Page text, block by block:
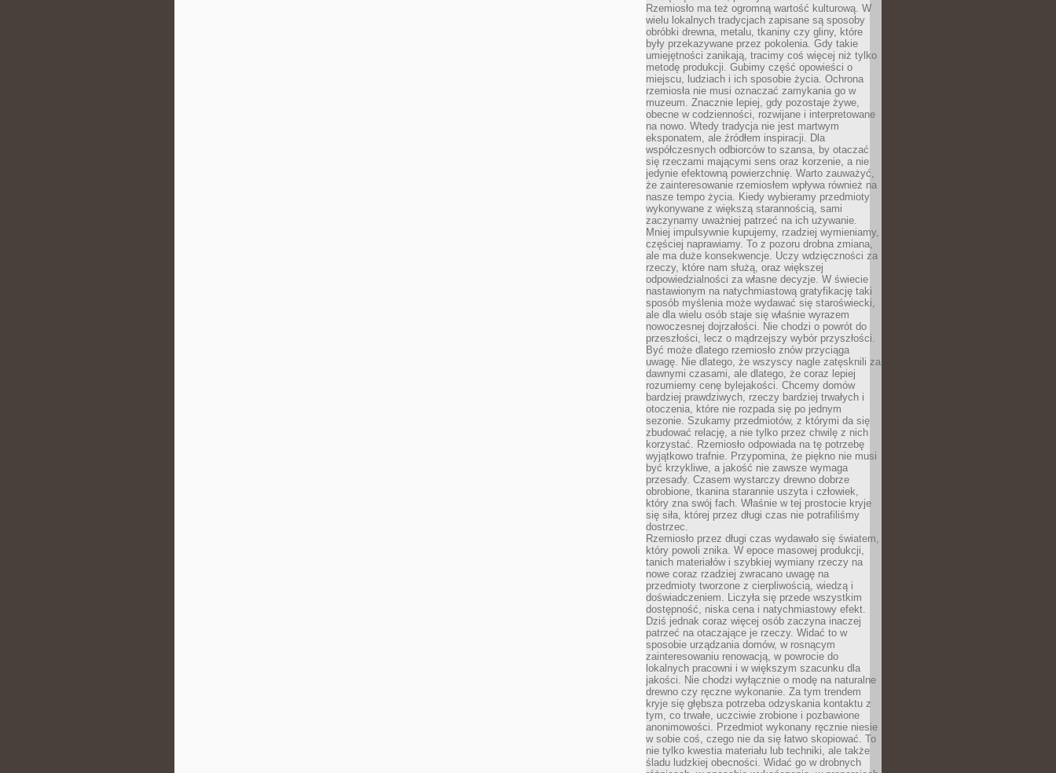
Rzemiosło ma też ogromną wartość kulturową. W
wielu lokalnych tradycjach zapisane są sposoby
obróbki drewna, metalu, tkaniny czy gliny, które
były przekazywane przez pokolenia. Gdy takie
umiejętności zanikają, tracimy coś więcej niż tylko
metodę produkcji. Gubimy część opowieści o
miejscu, ludziach i ich sposobie życia. Ochrona
rzemiosła nie musi oznaczać zamykania go w
muzeum. Znacznie lepiej, gdy pozostaje żywe,
obecne w codzienności, rozwijane i interpretowane
na nowo. Wtedy tradycja nie jest martwym
eksponatem, ale źródłem inspiracji. Dla
współczesnych odbiorców to szansa, by otaczać
się rzeczami mającymi sens oraz korzenie, a nie
jedynie efektowną powierzchnię. Warto zauważyć,
że zainteresowanie rzemiosłem wpływa również na
nasze tempo życia. Kiedy wybieramy przedmioty
wykonywane z większą starannością, sami
zaczynamy uważniej patrzeć na ich używanie.
Mniej impulsywnie kupujemy, rzadziej wymieniamy,
częściej naprawiamy. To z pozoru drobna zmiana,
ale ma duże konsekwencje. Uczy wdzięczności za
rzeczy, które nam służą, oraz większej
odpowiedzialności za własne decyzje. W świecie
nastawionym na natychmiastową gratyfikację taki
sposób myślenia może wydawać się staroświecki,
ale dla wielu osób staje się właśnie wyrazem
nowoczesnej dojrzałości. Nie chodzi o powrót do
przeszłości, lecz o mądrzejszy wybór przyszłości.
Być może dlatego rzemiosło znów przyciąga
uwagę. Nie dlatego, że wszyscy nagle zatęsknili za
dawnymi czasami, ale dlatego, że coraz lepiej
rozumiemy cenę bylejakości. Chcemy domów
bardziej prawdziwych, rzeczy bardziej trwałych i
otoczenia, które nie rozpada się po jednym
sezonie. Szukamy przedmiotów, z którymi da się
zbudować relację, a nie tylko przez chwilę z nich
korzystać. Rzemiosło odpowiada na tę potrzebę
wyjątkowo trafnie. Przypomina, że piękno nie musi
być krzykliwe, a jakość nie zawsze wymaga
przesady. Czasem wystarczy drewno dobrze
obrobione, tkanina starannie uszyta i człowiek,
który zna swój fach. Właśnie w tej prostocie kryje
się siła, której przez długi czas nie potrafiliśmy
dostrzec.
Rzemiosło przez długi czas wydawało się światem,
który powoli znika. W epoce masowej produkcji,
tanich materiałów i szybkiej wymiany rzeczy na
nowe coraz rzadziej zwracano uwagę na
przedmioty tworzone z cierpliwością, wiedzą i
doświadczeniem. Liczyła się przede wszystkim
dostępność, niska cena i natychmiastowy efekt.
Dziś jednak coraz więcej osób zaczyna inaczej
patrzeć na otaczające je rzeczy. Widać to w
sposobie urządzania domów, w rosnącym
zainteresowaniu renowacją, w powrocie do
lokalnych pracowni i w większym szacunku dla
jakości. Nie chodzi wyłącznie o modę na naturalne
drewno czy ręczne wykonanie. Za tym trendem
kryje się głębsza potrzeba odzyskania kontaktu z
tym, co trwałe, uczciwie zrobione i pozbawione
anonimowości. Przedmiot wykonany ręcznie niesie
w sobie coś, czego nie da się łatwo skopiować. To
nie tylko kwestia materiału lub techniki, ale także
śladu ludzkiej obecności. Widać go w drobnych